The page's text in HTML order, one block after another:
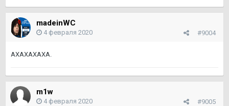
madeinWC
#9004
4 февраля 2020
АХАХАХАХА.
m1w
#9005
4 февраля 2020